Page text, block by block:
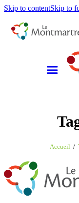
Skip to contentSkip to
Accueil